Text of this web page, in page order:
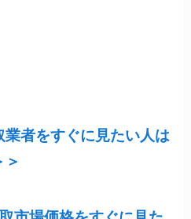
者をすぐに見たい人は